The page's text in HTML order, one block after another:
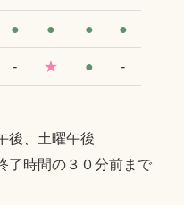
● ● ● ●
- ★ ● -
後、土曜午後
時間の３０分前まで